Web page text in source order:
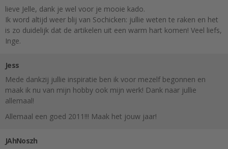
lieve Jelle, dank je wel voor je mooie kado.
Ik word altijd weer blij van Sochicken: jullie weten te raken en het
is zo duidelijk dat de artikelen uit een warm hart komen! Veel liefs,
Inge.
Jess
Mede dankzij jullie inspiratie ben ik voor mezelf begonnen en
maak ik nu van mijn hobby ook mijn werk! Dank naar jullie
allemaal!
Allemaal een goed 2011!!! Maak het jouw jaar!
JAhNoszh